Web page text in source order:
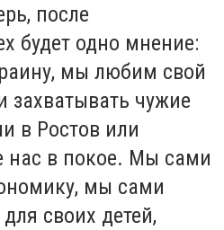
после
будет одно мнение:
мы любим свой
чужие
в Ростов или
нас в покое. Мы сами
мы сами
своих детей,